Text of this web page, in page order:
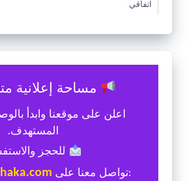
اتفاقي
مساحة إعلانية
اعلن على موقعنا وابدأ
المستهدف.
للحجز
:تواصل معنا على